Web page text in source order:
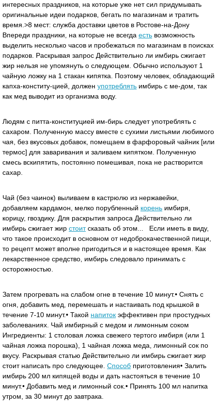
интересных праздников, на которые уже нет сил придумывать
оригинальные идеи подарков, бегать по магазинам и тратить
время.>8 мест: служба доставки цветов в Ростове-на-Дону
Впереди праздники, на которые не всегда есть возможность
выделить несколько часов и пробежаться по магазинам в поисках
подарков. Раскрывая запрос Действительно ли имбирь сжигает
жир нельзя не упомянуть о следующем. Обычно используют 1
чайную ложку на 1 стакан кипятка. Поэтому человек, обладающий
капха-конститу-цией, должен употреблять имбирь с ме-дом, так
как мед выводит из организма воду.
Людям с питта-конституцией им-бирь следует употреблять с
сахаром. Полученную массу вместе с сухими листьями любимого
чая, без вкусовых добавок, помещаем в фарфоровый чайник [или
термос] для заваривания и заливаем кипятком. Полученную
смесь вскипятить, постоянно помешивая, пока не растворится
сахар.
Чай (без чаинок) выливаем в кастрюлю из нержавейки,
добавляем кардамон, мелко порубленный корень имбиря,
корицу, гвоздику. Для раскрытия запроса Действительно ли
имбирь сжигает жир стоитсказать об этом... Если иметь в виду,
что такое происходит в основном от недоброкачественной пищи,
то рецепт может вполне пригодиться и в настоящее время. Как
лекарственное средство, имбирь следовало принимать с
осторожностью.
Затем прогревать на слабом огне в течение 10 минут.• Снять с
огня, добавить мед, перемешать и настаивать под крышкой в
течение 7-10 минут.• Такой напиток эффективен при простудных
заболеваниях. Чай имбирный с медом и лимонным соком
Ингредиенты: 1 столовая ложка свежего тертого имбиря (или 1
чайная ложка порошка), 1 чайная ложка меда, лимонный сок по
вкусу. Раскрывая статью Действительно ли имбирь сжигает жир
стоит написать про следующее. Способ приготовления• Залить
имбирь 200 мл кипящей воды и дать настояться в течение 10
минут.• Добавить мед и лимонный сок.• Принять 100 мл напитка
утром, за 30 минут до завтрака.